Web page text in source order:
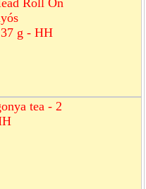
g - HH
tea - 2